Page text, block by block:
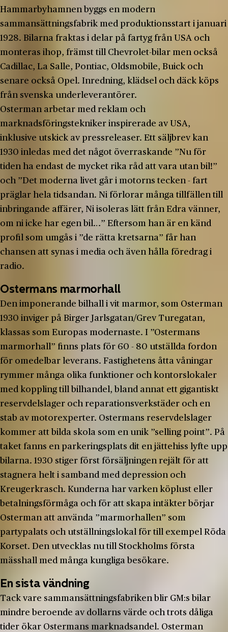
Hammarbyhamnen byggs en modern
sammansättningsfabrik med produktionsstart i januari
1928. Bilarna fraktas i delar på fartyg från USA och
monteras ihop, främst till Chevrolet-bilar men också
Cadillac, La Salle, Pontiac, Oldsmobile, Buick och
senare också Opel. Inredning, klädsel och däck köps
från svenska underleverantörer.
Osterman arbetar med reklam och
marknadsföringstekniker inspirerade av USA,
inklusive utskick av pressreleaser. Ett säljbrev kan
1930 inledas med det något överraskande ”Nu för
tiden ha endast de mycket rika råd att vara utan bil!”
och ”Det moderna livet går i motorns tecken - fart
präglar hela tidsandan. Ni förlorar många tillfällen till
inbringande affärer, Ni isoleras lätt från Edra vänner,
om ni icke har egen bil…” Eftersom han är en känd
profil som umgås i ”de rätta kretsarna” får han
chansen att synas i media och även hålla föredrag i
radio.
Ostermans marmorhall
Den imponerande bilhall i vit marmor, som Osterman
1930 inviger på Birger Jarlsgatan/Grev Turegatan,
klassas som Europas modernaste. I ”Ostermans
marmorhall” finns plats för 60 - 80 utställda fordon
för omedelbar leverans. Fastighetens åtta våningar
rymmer många olika funktioner och kontorslokaler
med koppling till bilhandel, bland annat ett gigantiskt
reservdelslager och reparationsverkstäder och en
stab av motorexperter. Ostermans reservdelslager
kommer att bilda skola som en unik ”selling point”. På
taket fanns en parkeringsplats dit en jättehiss lyfte upp
bilarna. 1930 stiger först försäljningen rejält för att
stagnera helt i samband med depression och
Kreugerkrasch. Kunderna har varken köplust eller
betalningsförmåga och för att skapa intäkter börjar
Osterman att använda ”marmorhallen” som
partypalats och utställningslokal för till exempel Röda
Korset. Den utvecklas nu till Stockholms första
mässhall med många kungliga besökare.
En sista vändning
Tack vare sammansättningsfabriken blir GM:s bilar
mindre beroende av dollarns värde och trots dåliga
tider ökar Ostermans marknadsandel. Osterman